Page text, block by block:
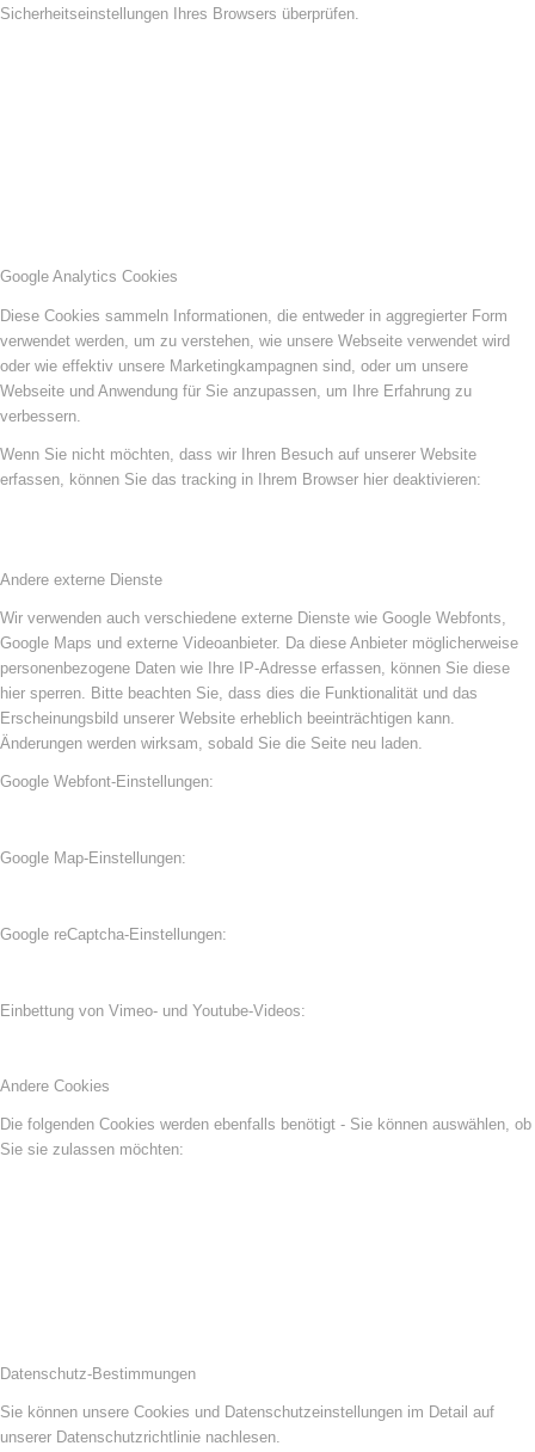
Sicherheitseinstellungen Ihres Browsers überprüfen.
Google Analytics Cookies
Diese Cookies sammeln Informationen, die entweder in aggregierter Form
verwendet werden, um zu verstehen, wie unsere Webseite verwendet wird
oder wie effektiv unsere Marketingkampagnen sind, oder um unsere
Webseite und Anwendung für Sie anzupassen, um Ihre Erfahrung zu
verbessern.
Wenn Sie nicht möchten, dass wir Ihren Besuch auf unserer Website
erfassen, können Sie das tracking in Ihrem Browser hier deaktivieren:
Andere externe Dienste
Wir verwenden auch verschiedene externe Dienste wie Google Webfonts,
Google Maps und externe Videoanbieter. Da diese Anbieter möglicherweise
personenbezogene Daten wie Ihre IP-Adresse erfassen, können Sie diese
hier sperren. Bitte beachten Sie, dass dies die Funktionalität und das
Erscheinungsbild unserer Website erheblich beeinträchtigen kann.
Änderungen werden wirksam, sobald Sie die Seite neu laden.
Google Webfont-Einstellungen:
Google Map-Einstellungen:
Google reCaptcha-Einstellungen:
Einbettung von Vimeo- und Youtube-Videos:
Andere Cookies
Die folgenden Cookies werden ebenfalls benötigt - Sie können auswählen, ob
Sie sie zulassen möchten:
Datenschutz-Bestimmungen
Sie können unsere Cookies und Datenschutzeinstellungen im Detail auf
unserer Datenschutzrichtlinie nachlesen.